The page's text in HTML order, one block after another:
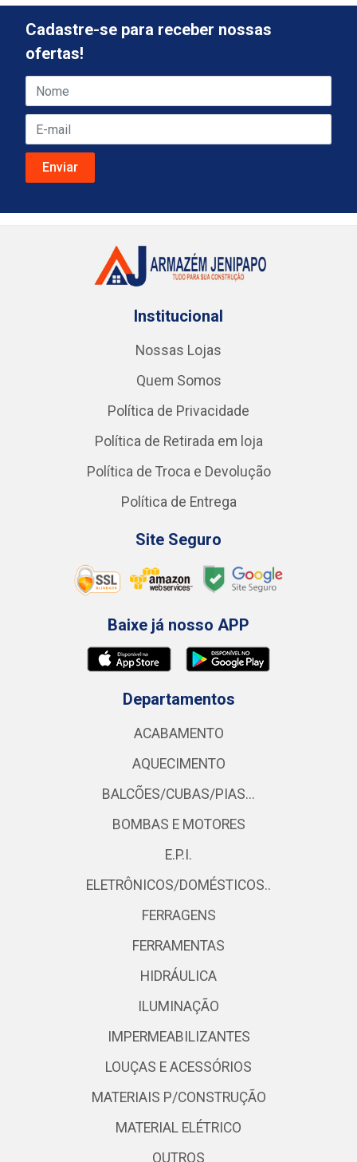
Cadastre-se para receber nossas
ofertas!
Institucional
Nossas Lojas
Quem Somos
Política de Privacidade
Política de Retirada em loja
Política de Troca e Devolução
Política de Entrega
Site Seguro
Baixe já nosso APP
Departamentos
ACABAMENTO
AQUECIMENTO
BALCÕES/CUBAS/PIAS...
BOMBAS E MOTORES
E.P.I.
ELETRÔNICOS/DOMÉSTICOS..
FERRAGENS
FERRAMENTAS
HIDRÁULICA
ILUMINAÇÃO
IMPERMEABILIZANTES
LOUÇAS E ACESSÓRIOS
MATERIAIS P/CONSTRUÇÃO
MATERIAL ELÉTRICO
OUTROS